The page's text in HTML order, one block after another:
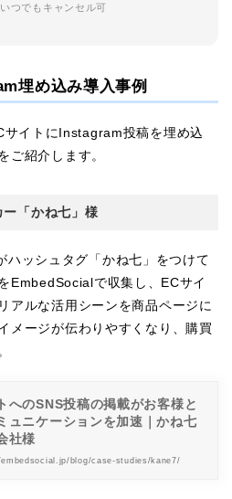
つでもキャンセル可
埋め込み導入事例
イトにInstagram投稿を埋め込
ご紹介します。
「かね七」様
ッシュタグ「かね七」をつけて
EmbedSocialで収集し、ECサイ
アルな活用シーンを商品ページに
メージが伝わりやすくなり、購買
へのSNS投稿の掲載がお客様と
ュニケーションを加速｜かね七
社様
blog/case-studies/kane7/